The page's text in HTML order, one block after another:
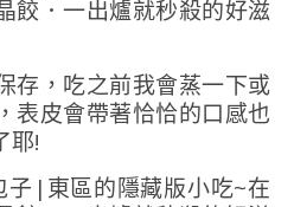
存，吃之前我會蒸一下或
表皮會帶著恰恰的口感也
耶!